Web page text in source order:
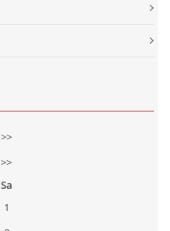
>>
>>
Sa
1